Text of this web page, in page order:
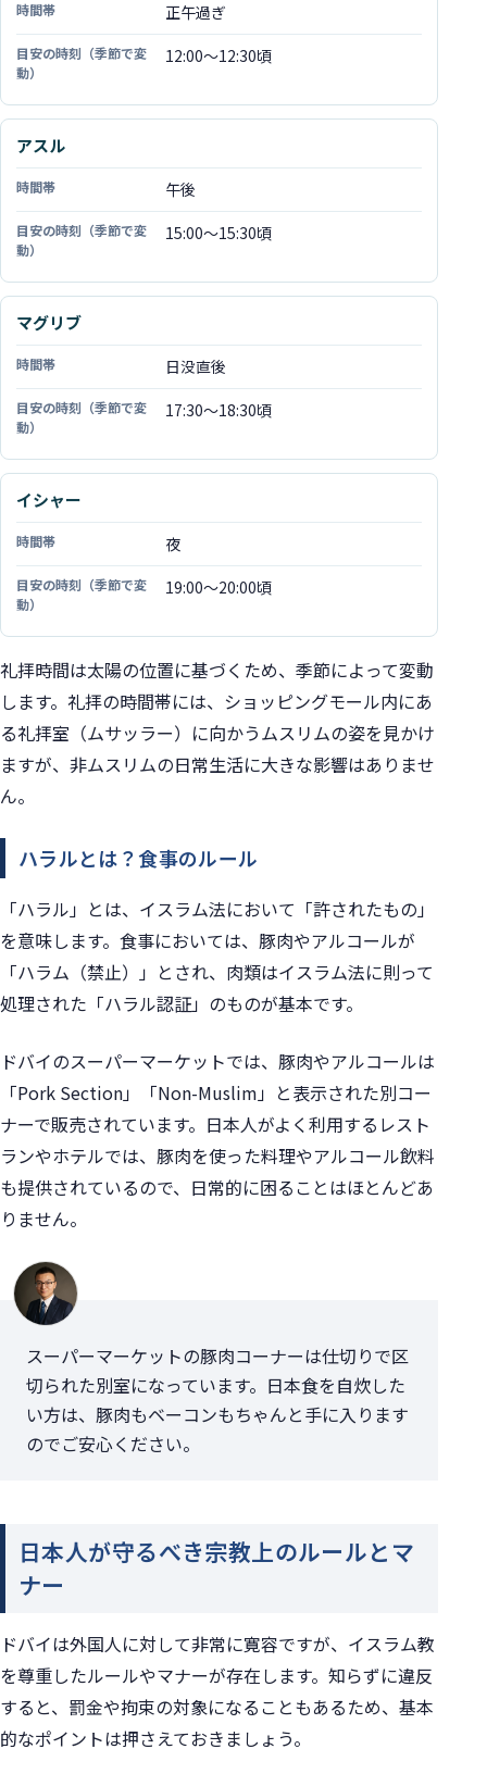
正午過ぎ
12:00〜12:30頃
アスル
午後
15:00〜15:30頃
マグリブ
日没直後
17:30〜18:30頃
イシャー
夜
19:00〜20:00頃
礼拝時間は太陽の位置に基づくため、季節によって変動
します。礼拝の時間帯には、ショッピングモール内にあ
る礼拝室（ムサッラー）に向かうムスリムの姿を見かけ
ますが、非ムスリムの日常生活に大きな影響はありませ
ん。
ハラルとは？食事のルール
「ハラル」とは、イスラム法において「許されたもの」
を意味します。食事においては、豚肉やアルコールが
「ハラム（禁止）」とされ、肉類はイスラム法に則って
処理された「ハラル認証」のものが基本です。
ドバイのスーパーマーケットでは、豚肉やアルコールは
「Pork Section」「Non-Muslim」と表示された別コー
ナーで販売されています。日本人がよく利用するレスト
ランやホテルでは、豚肉を使った料理やアルコール飲料
も提供されているので、日常的に困ることはほとんどあ
りません。
スーパーマーケットの豚肉コーナーは仕切りで区
切られた別室になっています。日本食を自炊した
い方は、豚肉もベーコンもちゃんと手に入ります
のでご安心ください。
日本人が守るべき宗教上のルールとマ
ナー
ドバイは外国人に対して非常に寛容ですが、イスラム教
を尊重したルールやマナーが存在します。知らずに違反
すると、罰金や拘束の対象になることもあるため、基本
的なポイントは押さえておきましょう。